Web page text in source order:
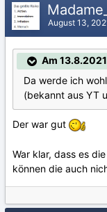
August 13,
Am
Da werde ich
(bekannt aus YT
Der war gut
War klar, dass es
können die auch